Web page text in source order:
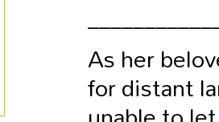
As her
for distant